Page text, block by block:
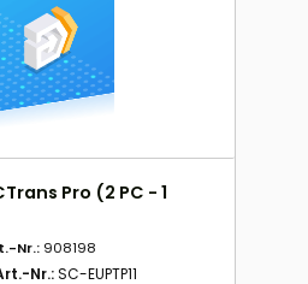
Pro (2 PC - 1
Nr.: 908198
Nr.:SC-EUPTP11